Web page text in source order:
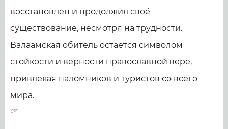
восстановлен и продолжил своё
существование, несмотря на трудности.
Валаамская обитель остаётся символом
стойкости и верности православной вере,
привлекая паломников и туристов со всего
мира.